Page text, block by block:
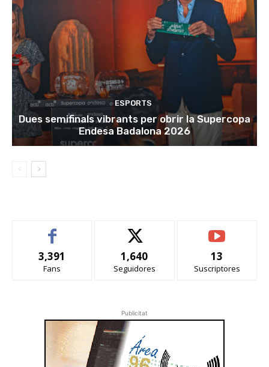
ESPORTS
Dues semifinals vibrants per obrir la Supercopa
Endesa Badalona 2026
3,391
Fans
1,640
Seguidores
13
Suscriptores
Publicitat